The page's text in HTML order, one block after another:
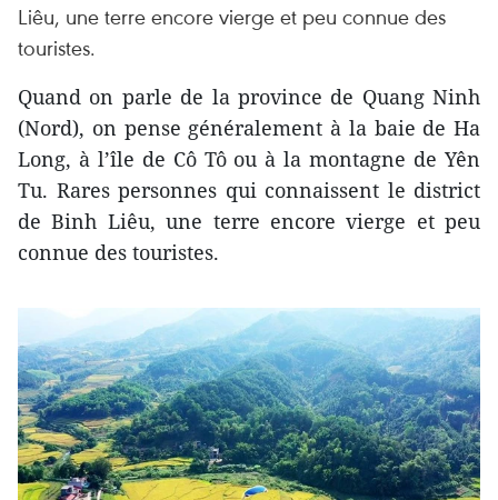
Liêu, une terre encore vierge et peu connue des
touristes.
Quand on parle de la province de Quang Ninh
(Nord), on pense généralement à la baie de Ha
Long, à l’île de Cô Tô ou à la montagne de Yên
Tu. Rares personnes qui connaissent le district
de Binh Liêu, une terre encore vierge et peu
connue des touristes.